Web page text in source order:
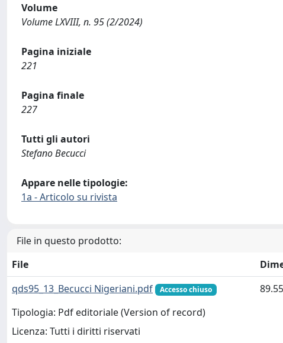
Volume
Volume LXVIII, n. 95 (2/2024)
Pagina iniziale
221
Pagina finale
227
Tutti gli autori
Stefano Becucci
Appare nelle tipologie:
1a - Articolo su rivista
File in questo prodotto:
File
qds95_13_Becucci Nigeriani.pdf
Accesso chiuso
Tipologia: Pdf editoriale (Version of record)
Licenza: Tutti i diritti riservati